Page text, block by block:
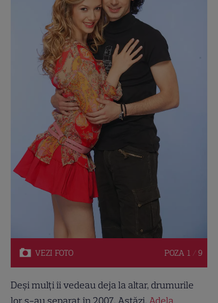
VEZI FOTO POZA 1 / 9
Deși mulți îi vedeau deja la altar, drumurile
lor s-au separat în 2007. Astăzi, Adela